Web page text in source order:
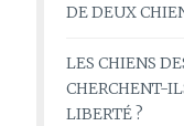
DE DEUX
LES CHIENS
CHERCHENT-
LIBERTÉ ?